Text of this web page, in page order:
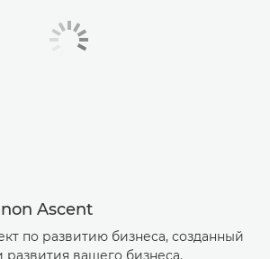
Ascent
по развитию бизнеса, созданный
развития вашего бизнеса.